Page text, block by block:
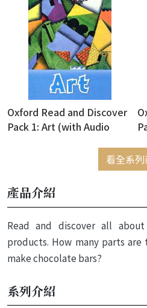
Oxford Read and Discover
Pack 1: Art (with Audio
看全系
產品介紹
Read and discover all
products. How many parts
make chocolate bars?
系列介紹